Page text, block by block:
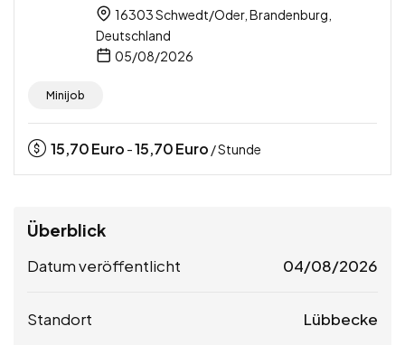
16303 Schwedt/Oder, Brandenburg,
Deutschland
05/08/2026
Minijob
15,70Euro -15,70Euro / Stunde
Überblick
Datum veröffentlicht 04/08/2026
Standort Lübbecke